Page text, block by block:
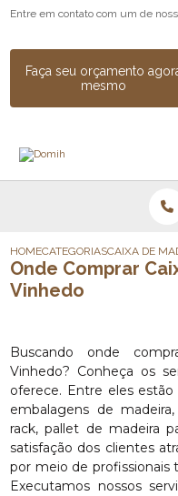
Entre em contato com um de
Faça seu orçamento
mesmo
HOMECATEGORIASCAIXA DE
Onde Comprar
Vinhedo
Buscando onde
Vinhedo? Conheça os
oferece. Entre eles
embalagens de
rack, pallet de madeira
satisfação dos clientes
por meio de profissionais
Executamos nossos